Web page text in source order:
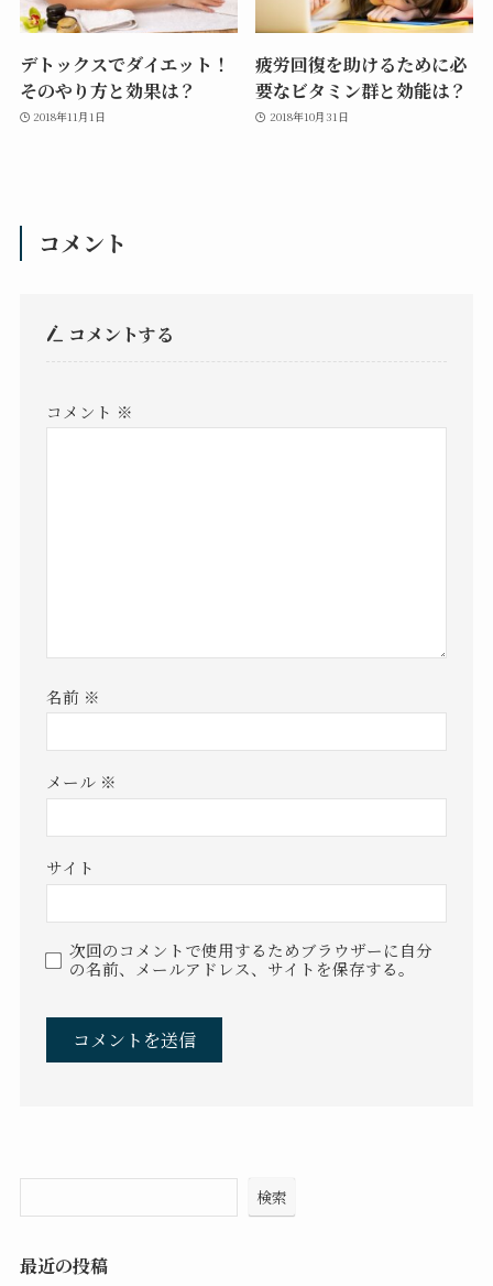
デトックスでダイエット！
そのやり方と効果は？
2018年11月1日
疲労回復を助けるために必
要なビタミン群と効能は？
2018年10月31日
コメント
コメントする
コメント ※
名前 ※
メール ※
サイト
次回のコメントで使用するためブラウザーに自分
の名前、メールアドレス、サイトを保存する。
検索
最近の投稿